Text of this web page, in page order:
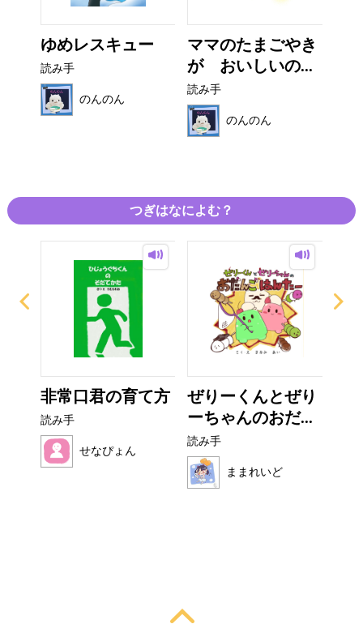
ゆめレスキュー
読み手
のんのん
ママのたまごやき
が おいしいの...
読み手
のんのん
つぎはなによむ？
非常口君の育て方
読み手
せなぴょん
ぜりーくんとぜり
ーちゃんのおだ...
読み手
ままれいど